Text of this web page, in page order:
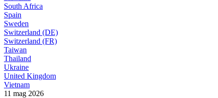
South Africa
Spain
Sweden
Switzerland (DE)
Switzerland (FR)
Taiwan
Thailand
Ukraine
United Kingdom
Vietnam
11 mag 2026